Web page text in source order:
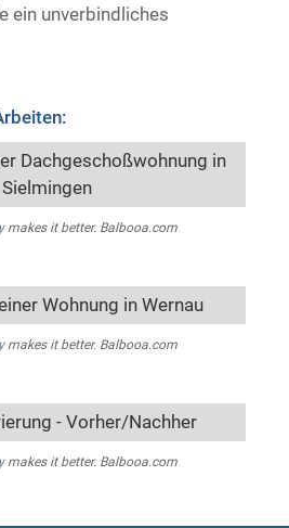
ein unverbindliches
Dachgeschoßwohnung in
Sielmingen
makes it better. Balbooa.com
Wohnung in Wernau
makes it better. Balbooa.com
- Vorher/Nachher
makes it better. Balbooa.com